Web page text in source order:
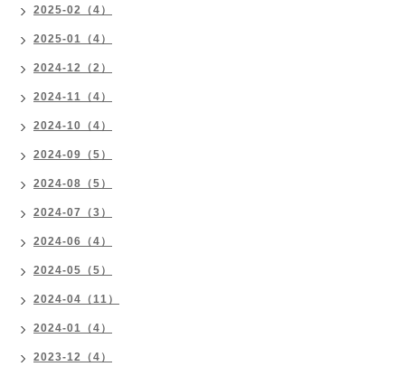
2025-02（4）
2025-01（4）
2024-12（2）
2024-11（4）
2024-10（4）
2024-09（5）
2024-08（5）
2024-07（3）
2024-06（4）
2024-05（5）
2024-04（11）
2024-01（4）
2023-12（4）